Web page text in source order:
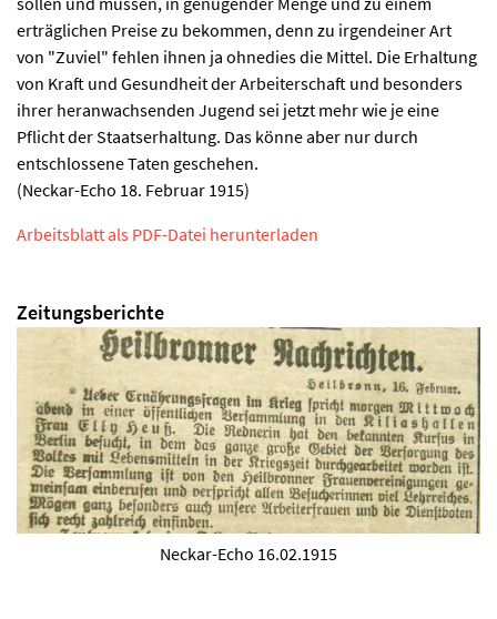
erträglichen Preise zu bekommen, denn zu irgendeiner Art
von "Zuviel" fehlen ihnen ja ohnedies die Mittel. Die Erhaltung
von Kraft und Gesundheit der Arbeiterschaft und besonders
ihrer heranwachsenden Jugend sei jetzt mehr wie je eine
Pflicht der Staatserhaltung. Das könne aber nur durch
entschlossene Taten geschehen.
(Neckar-Echo 18. Februar 1915)
Arbeitsblatt als PDF-Datei herunterladen
Zeitungsberichte
Neckar-Echo 16.02.1915